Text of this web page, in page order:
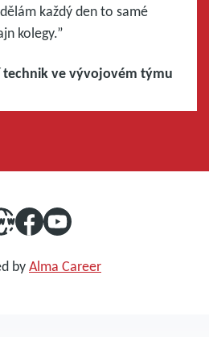
každý den to samé
kolegy.”
technik ve vývojovém týmu
by Alma Career